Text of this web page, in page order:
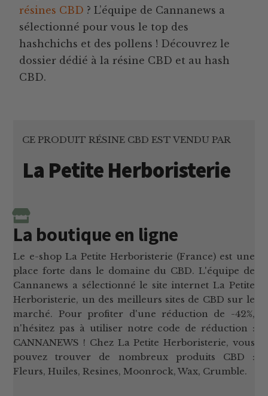
résines CBD ? L’équipe de Cannanews a
sélectionné pour vous le top des
hashchichs et des pollens ! Découvrez le
dossier dédié à la résine CBD et au hash
CBD.
CE PRODUIT RÉSINE CBD EST VENDU PAR
La Petite Herboristerie
La boutique en ligne
Le e-shop La Petite Herboristerie (France) est une
place forte dans le domaine du CBD. L'équipe de
Cannanews a sélectionné le site internet La Petite
Herboristerie, un des meilleurs sites de CBD sur le
marché. Pour profiter d'une réduction de -42%,
n'hésitez pas à utiliser notre code de réduction :
CANNANEWS ! Chez La Petite Herboristerie, vous
pouvez trouver de nombreux produits CBD :
Fleurs, Huiles, Resines, Moonrock, Wax, Crumble.